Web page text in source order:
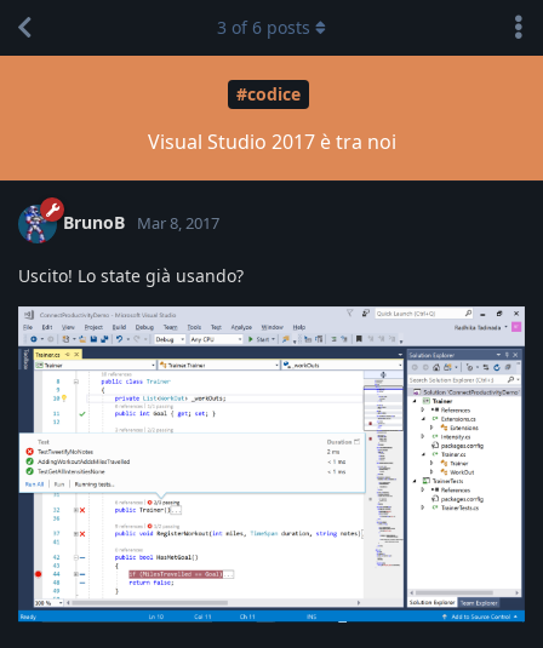
#codice
Visual Studio 2017 è tra noi
3 of 6 posts
BrunoB Mar 8, 2017
Uscito! Lo state già usando?